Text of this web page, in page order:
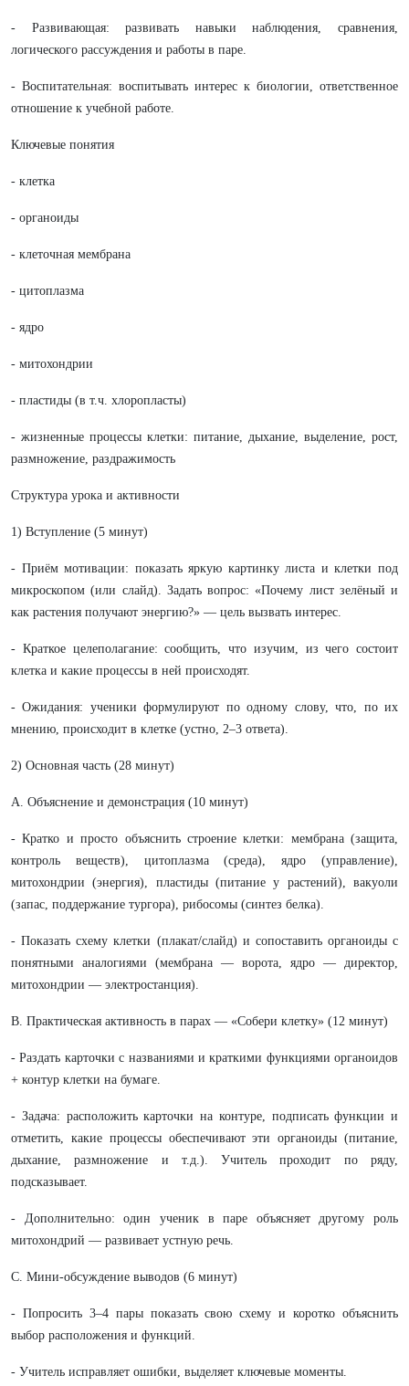
- Развивающая: развивать навыки наблюдения, сравнения,
логического рассуждения и работы в паре.
- Воспитательная: воспитывать интерес к биологии, ответственное
отношение к учебной работе.
Ключевые понятия
- клетка
- органоиды
- клеточная мембрана
- цитоплазма
- ядро
- митохондрии
- пластиды (в т.ч. хлоропласты)
- жизненные процессы клетки: питание, дыхание, выделение, рост,
размножение, раздражимость
Структура урока и активности
1) Вступление (5 минут)
- Приём мотивации: показать яркую картинку листа и клетки под
микроскопом (или слайд). Задать вопрос: «Почему лист зелёный и
как растения получают энергию?» — цель вызвать интерес.
- Краткое целеполагание: сообщить, что изучим, из чего состоит
клетка и какие процессы в ней происходят.
- Ожидания: ученики формулируют по одному слову, что, по их
мнению, происходит в клетке (устно, 2–3 ответа).
2) Основная часть (28 минут)
A. Объяснение и демонстрация (10 минут)
- Кратко и просто объяснить строение клетки: мембрана (защита,
контроль веществ), цитоплазма (среда), ядро (управление),
митохондрии (энергия), пластиды (питание у растений), вакуоли
(запас, поддержание тургора), рибосомы (синтез белка).
- Показать схему клетки (плакат/слайд) и сопоставить органоиды с
понятными аналогиями (мембрана — ворота, ядро — директор,
митохондрии — электростанция).
B. Практическая активность в парах — «Собери клетку» (12 минут)
- Раздать карточки с названиями и краткими функциями органоидов
+ контур клетки на бумаге.
- Задача: расположить карточки на контуре, подписать функции и
отметить, какие процессы обеспечивают эти органоиды (питание,
дыхание, размножение и т.д.). Учитель проходит по ряду,
подсказывает.
- Дополнительно: один ученик в паре объясняет другому роль
митохондрий — развивает устную речь.
C. Мини-обсуждение выводов (6 минут)
- Попросить 3–4 пары показать свою схему и коротко объяснить
выбор расположения и функций.
- Учитель исправляет ошибки, выделяет ключевые моменты.